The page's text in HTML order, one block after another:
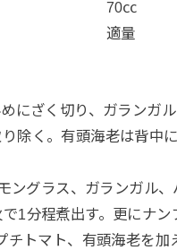
70㏄
適量
にざく切り、ガランガ
除く。有頭海老は背中
ングラス、ガランガル
1分程煮出す。更にナン
チトマト、有頭海老を